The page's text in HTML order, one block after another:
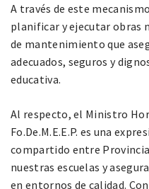
A través de este
planificar y ejecutar obras
de mantenimiento que
adecuados, seguros y
educativa.
Al respecto, el Ministro
Fo.De.M.E.E.P. es una
compartido entre
nuestras escuelas y
en entornos de calidad.